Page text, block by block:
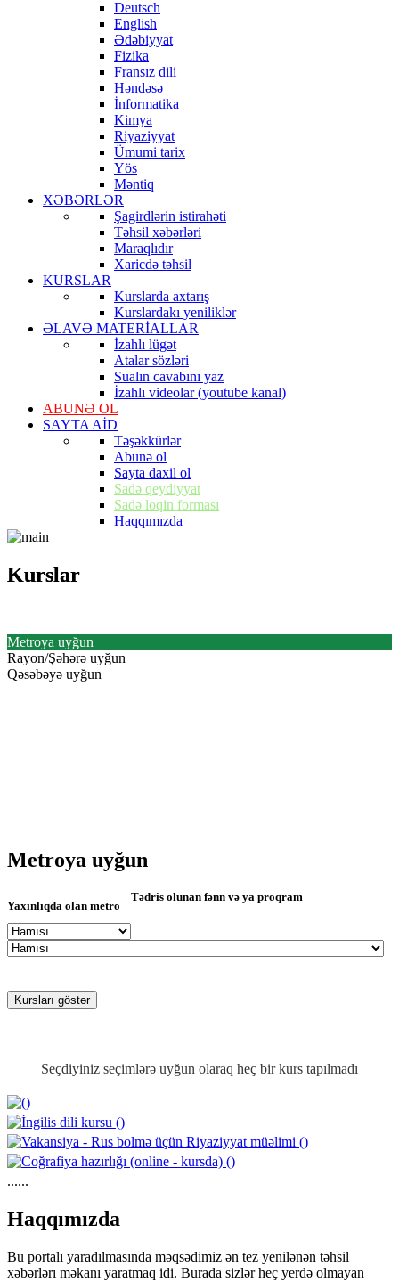
Deutsch
English
Ədəbiyyat
Fizika
Fransız dili
Həndəsə
İnformatika
Kimya
Riyaziyyat
Ümumi tarix
Yös
Məntiq
XƏBƏRLƏR
Şagirdlərin istirahəti
Təhsil xəbərləri
Maraqlıdır
Xaricdə təhsil
KURSLAR
Kurslarda axtarış
Kurslardakı yeniliklər
ƏLAVƏ MATERİALLAR
İzahlı lügət
Atalar sözləri
Sualın cavabını yaz
İzahlı videolar (youtube kanal)
ABUNƏ OL
SAYTA AİD
Təşəkkürlər
Abunə ol
Sayta daxil ol
Sadə qeydiyyat
Sadə loqin forması
Haqqımızda
Kurslar
Kurslar
Metroya uyğun
Rayon/Şəhərə uyğun
Qəsəbəyə uyğun
Metroya uyğun
Yaxınlıqda olan metro
Tədris olunan fənn və ya proqram
Seçdiyiniz seçimlərə uyğun olaraq heç bir kurs tapılmadı
......
Haqqımızda
Bu portalı yaradılmasında məqsədimiz ən tez yenilənən təhsil
xəbərlərı məkanı yaratmaq idi. Burada sizlər heç yerdə olmayan